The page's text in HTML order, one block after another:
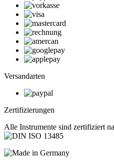
Versandarten
Zertifizierungen
Alle Instrumente sind zertifiziert